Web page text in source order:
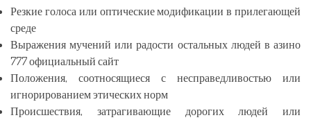
Резкие голоса или оптические модификации в прилегающей
среде
Выражения мучений или радости остальных людей в азино
777 официальный сайт
Положения, соотносящиеся с несправедливостью или
игнорированием этических норм
Происшествия, затрагивающие дорогих людей или